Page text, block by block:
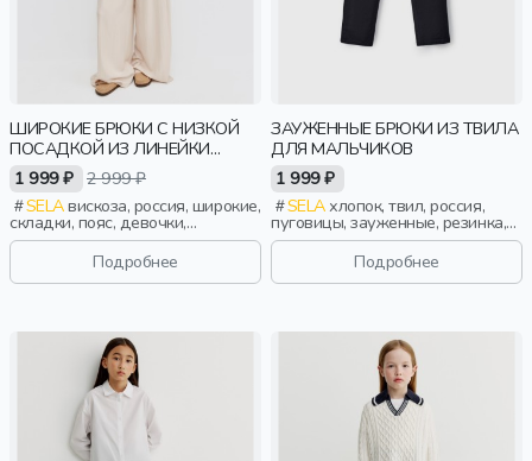
ШИРОКИЕ БРЮКИ С НИЗКОЙ
ПОСАДКОЙ ИЗ ЛИНЕЙКИ
YOUNG
1 999 ₽ 2 999 ₽
SELAвискоза, россия, широкие,
складки, пояс, девочки,
старшеклассники, дети
Подробнее
ЗАУЖЕННЫЕ БРЮКИ ИЗ ТВИЛА
ДЛЯ МАЛЬЧИКОВ
1 999 ₽
SELAхлопок, твил, россия,
пуговицы, зауженные, резинка,
застежка, школа, пояс, мальчики,
Подробнее